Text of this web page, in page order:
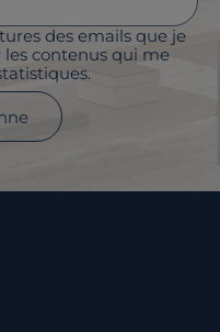
des emails que je
les contenus qui me